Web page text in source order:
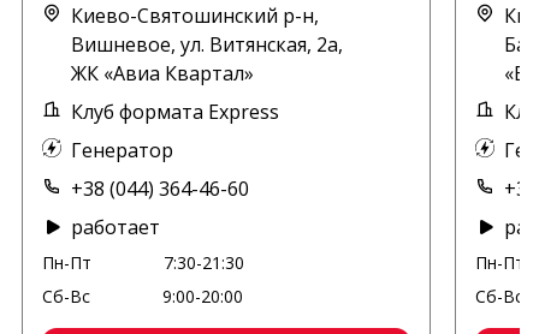
Киево-Святошинский р-н,
Вишневое, ул. Витянская, 2а,
ЖК «Авиа Квартал»
Клуб формата Express
Генератор
+38 (044) 364-46-60
работает
Пн-Пт
7:30-21:30
Сб-Вс
9:00-20:00
Пн-Пт
Сб-Вс